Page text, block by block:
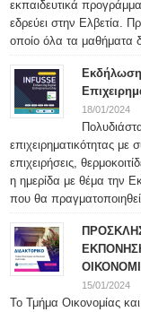
εκπαιδευτικά
εδρεύει στην Ελβετία.
οποίο όλα τα μαθήματα
18/01/2024
επιχειρηματικότητας
επιχειρήσεις,
η ημερίδα με θέμα την
που θα
15/01/2024
Το Τμήμα Οικονομίας